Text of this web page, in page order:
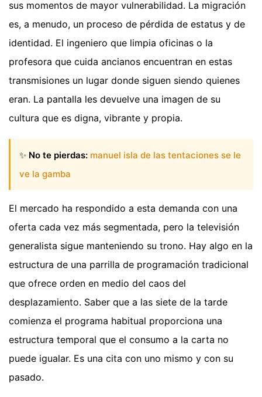
sus momentos de mayor vulnerabilidad. La migración
es, a menudo, un proceso de pérdida de estatus y de
identidad. El ingeniero que limpia oficinas o la
profesora que cuida ancianos encuentran en estas
transmisiones un lugar donde siguen siendo quienes
eran. La pantalla les devuelve una imagen de su
cultura que es digna, vibrante y propia.
✨ No te pierdas: manuel isla de las tentaciones se le
ve la gamba
El mercado ha respondido a esta demanda con una
oferta cada vez más segmentada, pero la televisión
generalista sigue manteniendo su trono. Hay algo en la
estructura de una parrilla de programación tradicional
que ofrece orden en medio del caos del
desplazamiento. Saber que a las siete de la tarde
comienza el programa habitual proporciona una
estructura temporal que el consumo a la carta no
puede igualar. Es una cita con uno mismo y con su
pasado.